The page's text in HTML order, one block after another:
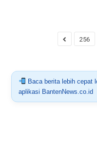
256
Baca berita lebih cepat
aplikasi BantenNews.co.id